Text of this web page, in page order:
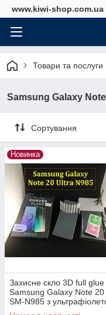
www.kiwi-shop.com.ua
Товари та послуги
Samsung Galaxy
Сортування
Новинка
Захисне скло 3D full glue
Samsung Galaxy Note 20
SM-N985 з
клеєм